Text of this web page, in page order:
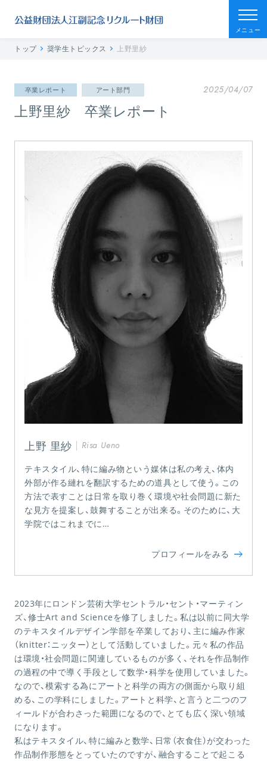
メニュー
トップ 奨学生トピックス 上野里紗
卒業レポート アート部門 2025/04/07
上野里紗 卒業レポート
上野 里紗 Risa Ueno
テキスタイル、特に編み物という媒体は私の考え、体内
外部が作る縺れを翻訳するための道具として使う。この
方法で表すことは日常を取り巻く環境や社会問題に新た
な見方を提案し、鼓舞することが出来る。そのために、大
学院ではこれまでに…
プロフィールをみる
2023年にロンドン芸術大学セントラル・セント・マーティン
ズ、修士Art and Scienceを修了しました。私は以前に同大学
のテキスタイルデザイン学部を卒業しており、主に編み作家
（knitter：ニッター）として活動していました。元々私の作品
は環境・社会問題に関連しているものが多く、それを作品制作
の過程の中で導く手段として数学・科学を使用していました。
なので、模索する為にアートと科学の両方の側面から取り組
める、この学科にしました。アートと科学、と言うと二つのフ
ィールドが合わさった範囲になるので、とても広く深い領域
になります。
私はテキスタイル、特に編みと数学、日常（衣食住）が交わった
作品制作形態をとっていたのですが、融合することで起こる